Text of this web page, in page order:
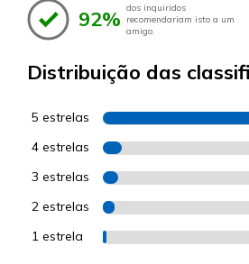
92% dos inquiridos
recomendariam isto a um
amigo.
Distribuição das
5 estrelas
4 estrelas
3 estrelas
2 estrelas
1 estrela